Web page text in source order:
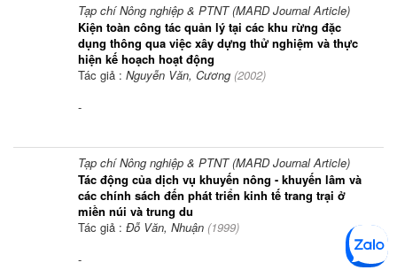
Tạp chí Nông nghiệp & PTNT (MARD Journal Article)
Kiện toàn công tác quản lý tại các khu rừng đặc
dụng thông qua việc xây dựng thử nghiệm và thực
hiện kế hoạch hoạt động
Tác giả : Nguyễn Văn, Cương (2002)
-
Tạp chí Nông nghiệp & PTNT (MARD Journal Article)
Tác động của dịch vụ khuyến nông - khuyến lâm và
các chính sách đến phát triển kinh tế trang trại ở
miền núi và trung du
Tác giả : Đỗ Văn, Nhuận (1999)
-